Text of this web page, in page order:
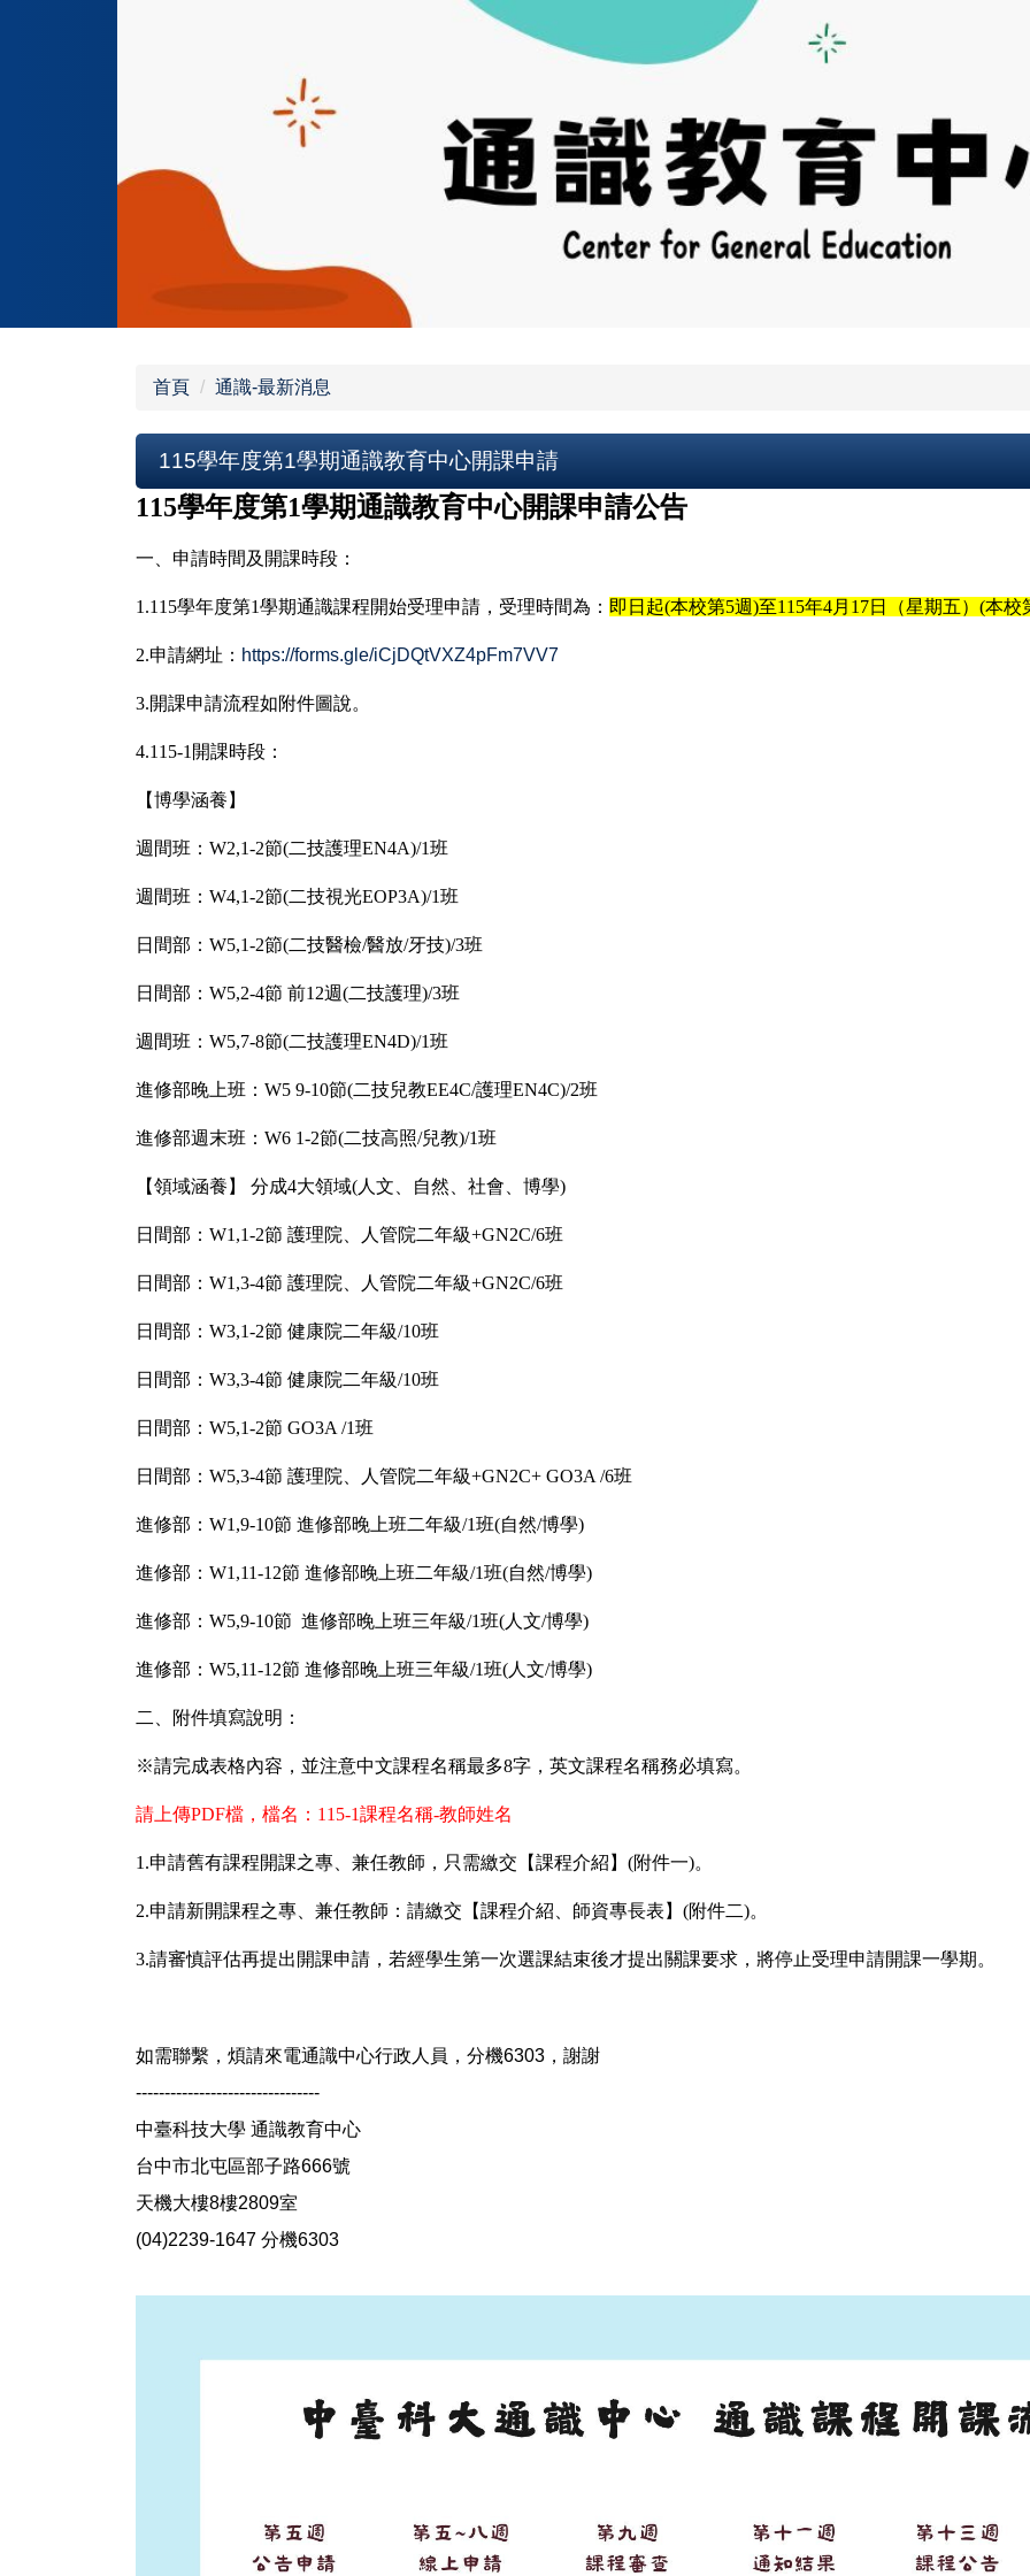
首頁 通識-最新消息
115學年度第1學期通識教育中心開課申請
115學年度第1學期通識教育中心開課申請公告
一、申請時間及開課時段：
1.115學年度第1學期通識課程開始受理申請，受理時間為： 即日起(本校第5週)至115年4月17日（星期五）(本校
2.申請網址： https://forms.gle/iCjDQtVXZ4pFm7VV7
3.開課申請流程如附件圖說。
4.115-1 開課時段：
【博學涵養】
週間班：W2,1-2節(二技護理EN4A)/1班
週間班：W4,1-2節(二技視光EOP3A)/1班
日間部：W5,1-2節(二技醫檢/醫放/牙技)/3班
日間部： W5,2-4節 前12週(二技護理)/3班
週間班：W5,7-8節(二技護理EN4D)/1班
進修部晚上班：W5 9-10節(二技兒教EE4C/護理EN4C)/2班
進修部週末班：W6 1-2節(二技高照/兒教)/1班
【領域涵養】 分成4大領域(人文、自然、社會、博學)
日間部：W1,1-2節 護理院、人管院二年級+GN2C/6班
日間部：W1,3-4節 護理院、人管院二年級+GN2C/6班
日間部：W3,1-2節 健康院二年級/10班
日間部：W3,3-4節 健康院二年級/10班
日間部：W5,1-2節 GO3A /1班
日間部：W5,3-4節 護理院、人管院二年級+GN2C+ GO3A /6班
進修部：W1,9-10節 進修部晚上班二年級/1班(自然/博學)
進修部：W1,11-12節 進修部晚上班二年級/1班(自然/博學)
進修部：W5,9-10節 進修部晚上班三年級/1班(人文/博學)
進修部：W5,11-12節 進修部晚上班三年級/1班(人文/博學)
二、附件填寫說明：
※請完成表格內容，並注意中文課程名稱最多8字，英文課程名稱務必填寫。
請上傳PDF檔，檔名：115-1課程名稱-教師姓名
1.申請舊有課程開課之專、兼任教師，只需繳交【課程介紹】(附件一)。
2.申請新開課程之專、兼任教師：請繳交【課程介紹、師資專長表】(附件二)。
3.請審慎評估再提出開課申請，若經學生第一次選課結束後才提出關課要求，將停止受理申請開課一學期。
如需聯繫，煩請來電通識中心行政人員，分機6303，謝謝
--------------------------------
中臺科技大學 通識教育中心
台中市北屯區部子路666號
天機大樓8樓2809室
(04)2239-1647 分機6303